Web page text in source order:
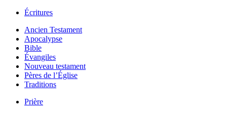
Écritures
Ancien Testament
Apocalypse
Bible
Évangiles
Nouveau testament
Pères de l’Église
Traditions
Prière